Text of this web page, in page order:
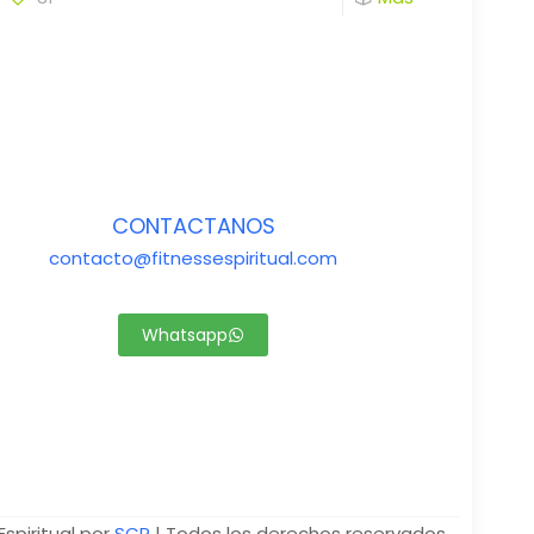
CONTACTANOS
contacto@fitnessespiritual.com
Whatsapp